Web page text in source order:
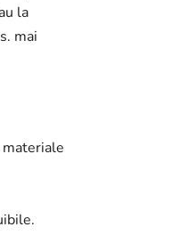
la
mai
materiale